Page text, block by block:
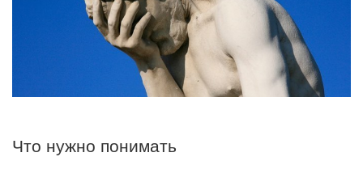
Что нужно понимать